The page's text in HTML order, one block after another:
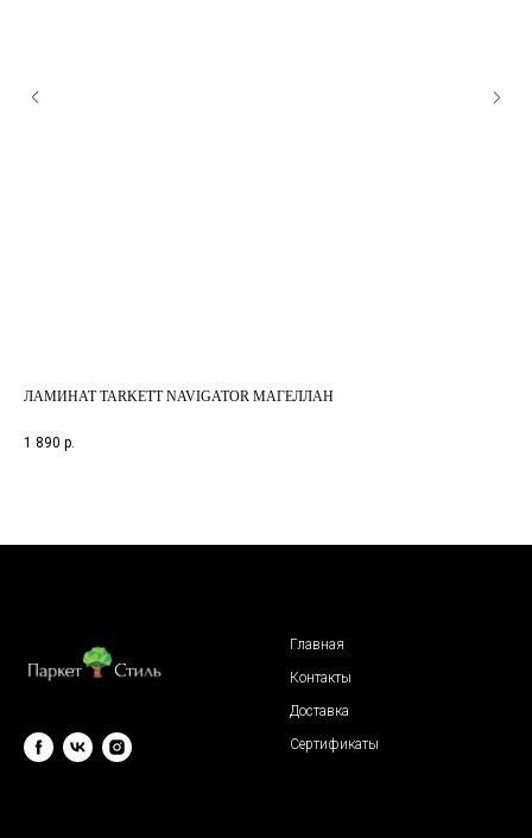
ЛАМИНАТ TARKETT NAVIGATOR МАГЕЛЛАН
1 890 р.
Главная
Контакты
Доставка
Сертификаты